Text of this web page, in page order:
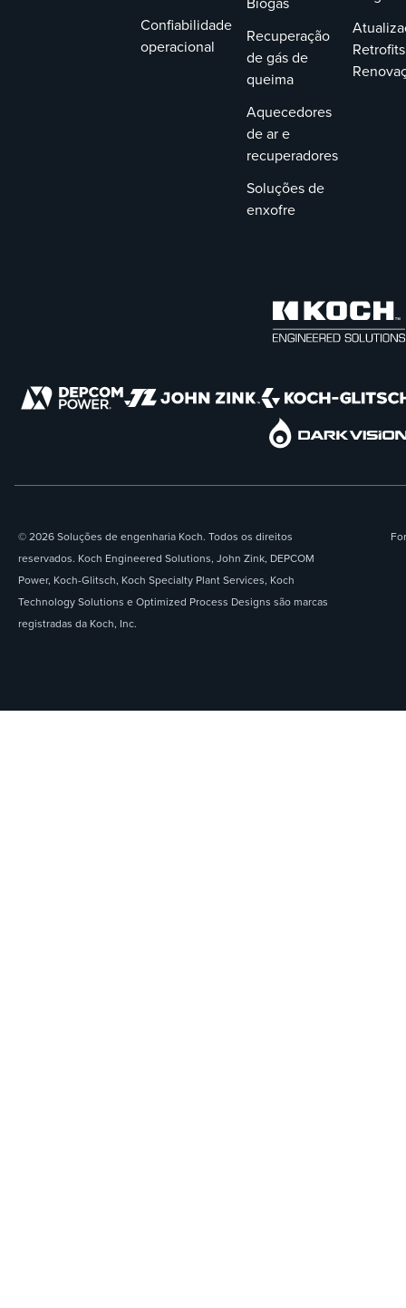
Confiabilidade
operacional
Recuperação
de gás de
queima
Aquecedores
de ar e
recuperadores
Soluções de
enxofre
© 2026 Soluções de engenharia Koch. Todos os direitos
reservados. Koch Engineered Solutions, John Zink, DEPCOM
Power, Koch-Glitsch, Koch Specialty Plant Services, Koch
Technology Solutions e Optimized Process Designs são marcas
registradas da Koch, Inc.